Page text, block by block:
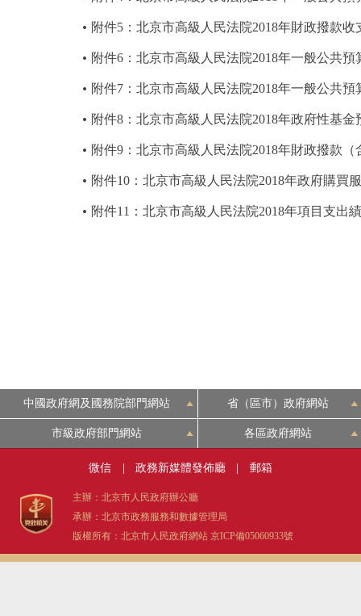
附件5：北京市高級人民法院2018年財政撥款收
附件6：北京市高級人民法院2018年一般公共
附件7：北京市高級人民法院2018年一般公共
附件8：北京市高級人民法院2018年政府性基
附件9：北京市高級人民法院2018年財政撥款
附件10：北京市高級人民法院2018年政府購買
附件11：北京市高級人民法院2018年項目支出
中國政府網及國務院部門網站 省（區市）政府網站
市級政府部門網站 各區政府網站
微信 政務新媒體發佈廳 郵箱
主辦：北京市人民政府辦公廳
承辦：北京市政務服務和數據管理局
版權所有：北京市人民政府網站 京ICP備05060933號